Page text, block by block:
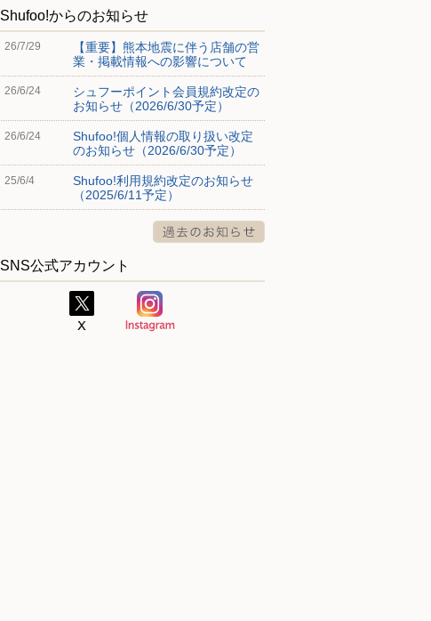
Shufoo!からのお知らせ
26/7/29
【重要】熊本地震に伴う店舗の営
業・掲載情報への影響について
26/6/24
シュフーポイント会員規約改定の
お知らせ（2026/6/30予定）
26/6/24
Shufoo!個人情報の取り扱い改定
のお知らせ（2026/6/30予定）
25/6/4
Shufoo!利用規約改定のお知らせ
（2025/6/11予定）
SNS公式アカウント